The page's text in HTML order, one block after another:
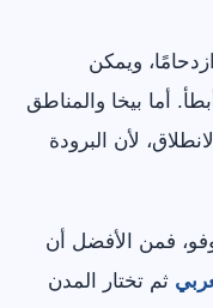
ويمكن
أما بيخا والمناطق
لأن البرودة
فمن الأفضل أن
ثم تختار المدن